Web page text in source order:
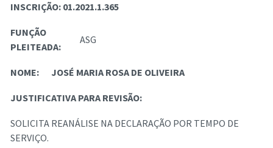
INSCRIÇÃO: 01.2021.1.365
FUNÇÃO
PLEITEADA:
ASG
NOME: JOSÉ MARIA ROSA DE OLIVEIRA
JUSTIFICATIVA PARA REVISÃO:
SOLICITA REANÁLISE NA DECLARAÇÃO POR TEMPO DE
SERVIÇO.